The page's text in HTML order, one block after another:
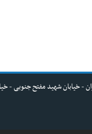
- خیابان شهید مفتح جنوبی - خیابان ورزنده -